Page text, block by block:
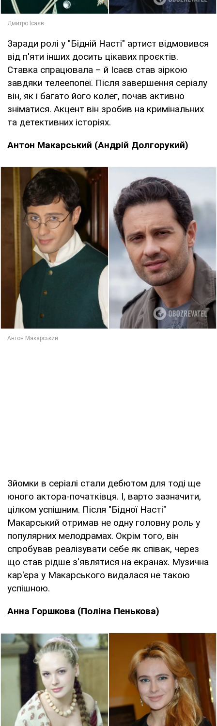
Заради ролі у "Бідній Насті" артист відмовився
від п'яти інших досить цікавих проєктів.
Ставка спрацювала – й Ісаєв став зіркою
завдяки телеепопеї. Після завершення серіалу
він, як і багато його колег, почав активно
зніматися. Акцент він зробив на кримінальних
та детективних історіях.
Антон Макарський (Андрій Долгорукий)
Зйомки в серіалі стали дебютом для тоді ще
юного актора-початківця. І, варто зазначити,
цілком успішним. Після "Бідної Насті"
Макарський отримав не одну головну роль у
популярних мелодрамах. Окрім того, він
спробував реалізувати себе як співак, через
що став рідше з'являтися на екранах. Музична
кар'єра у Макарського видалася не такою
успішною.
Анна Горшкова (Поліна Пенькова)